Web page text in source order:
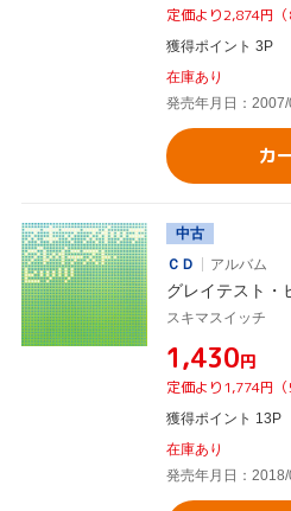
定価より2,874円
獲得ポイント 3P
在庫あり
発売年月日：2007/
カ
中古
ＣＤ
アルバム
グレイテスト・
スキマスイッチ
¥1,430円
定価より1,774円
獲得ポイント 13P
在庫あり
発売年月日：